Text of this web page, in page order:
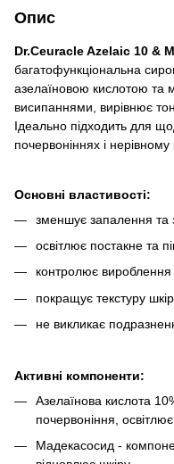
Опис
Dr.Ceuracle Azelaic 10 &
багатофункціональна
азелаїновою кислотою та
висипаннями, вирівнює
Ідеально підходить для
почервоніннях і нерівному
Основні властивості:
зменшує запалення та
освітлює постакне та
контролює
покращує текстуру
не викликає
Активні компоненти:
Азелаїнова кислота
почервоніння, освітлює
Мадекасосид -